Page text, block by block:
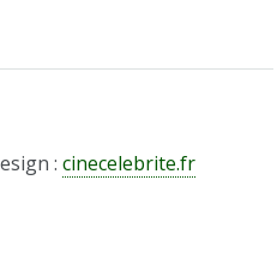
:cinecelebrite.fr